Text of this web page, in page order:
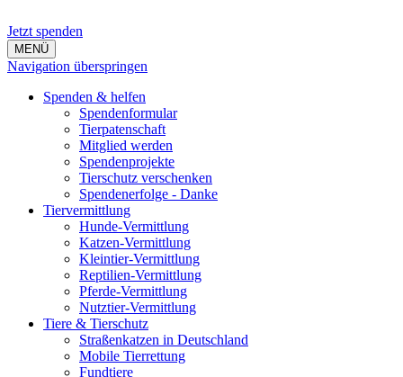
Jetzt spenden
MENÜ
Navigation überspringen
Spenden & helfen
Spendenformular
Tierpatenschaft
Mitglied werden
Spendenprojekte
Tierschutz verschenken
Spendenerfolge - Danke
Tiervermittlung
Hunde-Vermittlung
Katzen-Vermittlung
Kleintier-Vermittlung
Reptilien-Vermittlung
Pferde-Vermittlung
Nutztier-Vermittlung
Tiere & Tierschutz
Straßenkatzen in Deutschland
Mobile Tierrettung
Fundtiere